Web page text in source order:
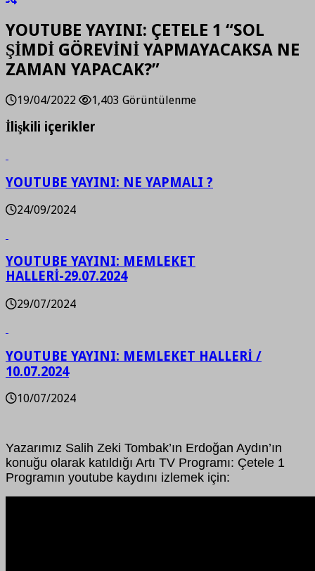
YOUTUBE YAYINI: ÇETELE 1 “SOL
ŞİMDİ GÖREVİNİ YAPMAYACAKSA NE
ZAMAN YAPACAK?”
19/04/2022 1,403 Görüntülenme
İlişkili içerikler
YOUTUBE YAYINI: NE YAPMALI ?
24/09/2024
YOUTUBE YAYINI: MEMLEKET
HALLERİ-29.07.2024
29/07/2024
YOUTUBE YAYINI: MEMLEKET HALLERİ /
10.07.2024
10/07/2024
Yazarımız Salih Zeki Tombak’ın Erdoğan Aydın’ın
konuğu olarak katıldığı Artı TV Programı: Çetele 1
Programın youtube kaydını izlemek için: